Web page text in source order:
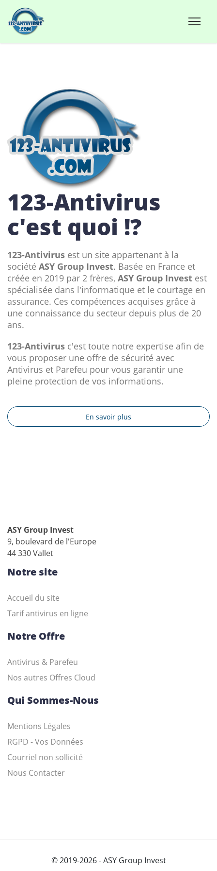
123-Antivirus
c'est quoi !?
123-Antivirus est un site appartenant à la
société ASY Group Invest. Basée en France et
créée en 2019 par 2 frères, ASY Group Invest est
spécialisée dans l'informatique et le courtage en
assurance. Ces compétences acquises grâce à
une connaissance du secteur depuis plus de 20
ans.
123-Antivirus c'est toute notre expertise afin de
vous proposer une offre de sécurité avec
Antivirus et Parefeu pour vous garantir une
pleine protection de vos informations.
En savoir plus
ASY Group Invest
9, boulevard de l'Europe
44 330 Vallet
Notre site
Accueil du site
Tarif antivirus en ligne
Notre Offre
Antivirus & Parefeu
Nos autres Offres Cloud
Qui Sommes-Nous
Mentions Légales
RGPD - Vos Données
Courriel non sollicité
Nous Contacter
© 2019-2026 -ASY Group Invest